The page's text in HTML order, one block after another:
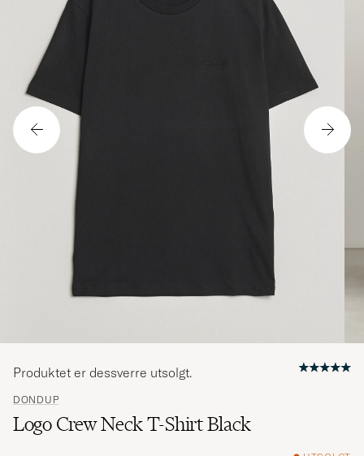
DONDUP
Logo Crew Neck T-Shirt Black
Produktet er dessverre utsolgt.